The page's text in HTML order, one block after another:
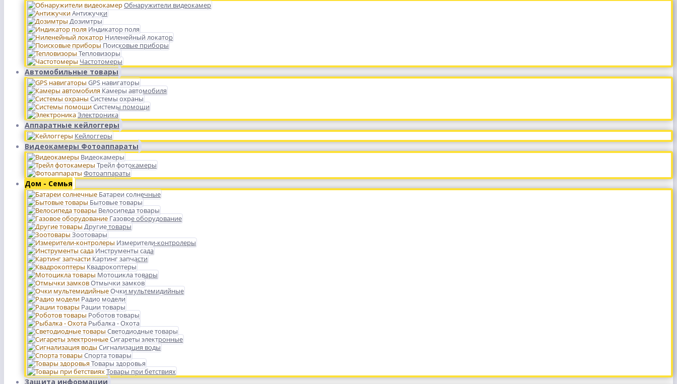
Обнаружители видеокамер
Антижучки
Дозимтры
Индикатор поля
Ниленейный локатор
Поисковые приборы
Тепловизоры
Частотомеры
Автомобильные товары
GPS навигаторы
Камеры автомобиля
Системы охраны
Системы помощи
Электроника
Аппаратные кейлоггеры
Кейлоггеры
Видеокамеры Фотоаппараты
Видеокамеры
Трейл фотокамеры
Фотоаппараты
Дом - Семья
Батареи солнечные
Бытовые товары
Велосипеда товары
Газовое оборудование
Другие товары
Зоотовары
Измерители-контролеры
Инструменты сада
Картинг запчасти
Квадрокоптеры
Мотоцикла товары
Отмычки замков
Очки мультемидийные
Радио модели
Рации товары
Роботов товары
Рыбалка - Охота
Светодиодные товары
Сигареты электронные
Сигнализация воды
Спорта товары
Товары здоровья
Товары при бетствиях
Защита информации